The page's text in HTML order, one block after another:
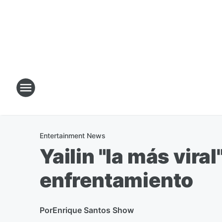
Entertainment News
Yailin "la más
enfrentamiento
PorEnrique Santos Show